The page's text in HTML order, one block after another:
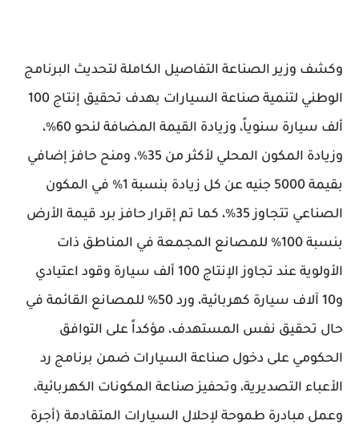
وكشف وزير الصناعة التفاصيل الكاملة لتحديث البرنامج
الوطني لتنمية صناعة السيارات بهدف تحقيق إنتاج 100
ألف سيارة سنوياً، وزيادة القيمة المضافة لنحو 60%،
وزيادة المكون المحلي لأكثر من 35%، ومنح حافز إضافي
بقيمة 5000 جنيه عن كل زيادة بنسبة 1% في المكون
الصناعي تتجاوز 35%، كما تم إقرار حافز برد قيمة الأرض
بنسبة 100% للمصانع المجمعة في المناطق ذات
الأولوية عند تجاوز الإنتاج 100 ألف سيارة وقود اعتيادي
و10 آلاف سيارة كهربائية، ورد 50% للمصانع القائمة في
حال تحقيق نفس المستهدف، مؤكداً على التوافق
الحكومي على دخول صناعة السيارات ضمن برنامج رد
الأعباء التصديرية، وتحفيز صناعة المكونات الكهربائية،
وعمل مبادرة طموحة لإحلال السيارات المتقادمة (أجرة